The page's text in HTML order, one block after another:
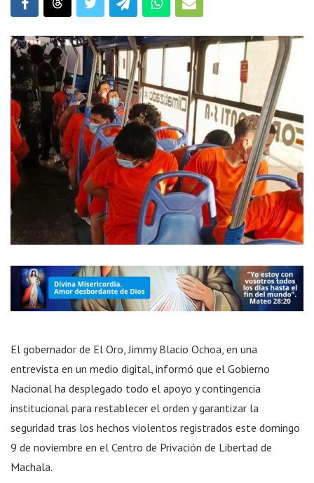
El gobernador de El Oro, Jimmy Blacio Ochoa, en una
entrevista en un medio digital, informó que el Gobierno
Nacional ha desplegado todo el apoyo y contingencia
institucional para restablecer el orden y garantizar la
seguridad tras los hechos violentos registrados este domingo
9 de noviembre en el Centro de Privación de Libertad de
Machala.